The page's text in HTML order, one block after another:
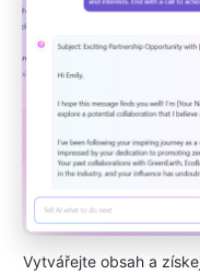
Vytvářejte obsah a